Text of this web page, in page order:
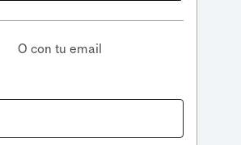
O con tu email